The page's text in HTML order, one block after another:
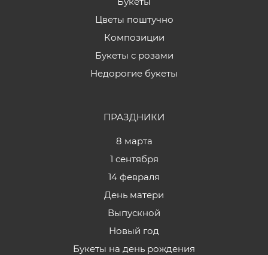
Цветы поштучно
Композиции
Букеты с розами
Недорогие букеты
ПРАЗДНИКИ
8 марта
1 сентября
14 февраля
День матери
Выпускной
Новый год
Букеты на день рождения